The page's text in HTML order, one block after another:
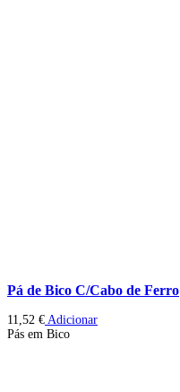
Pá de Bico C/Cabo de Ferro
11,52 € Adicionar
Pás em Bico